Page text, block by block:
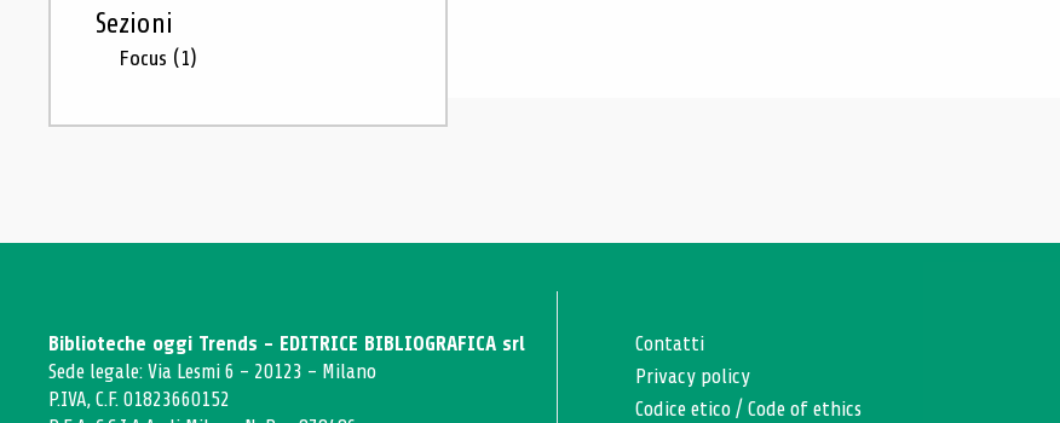
Sezioni
Focus (1)
Biblioteche oggi Trends - EDITRICE BIBLIOGRAFICA srl
Sede legale: Via Lesmi 6 - 20123 - Milano
P.IVA, C.F. 01823660152
Contatti
Privacy policy
Codice etico /Code of ethics